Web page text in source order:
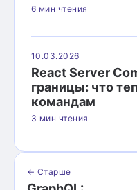
6 мин чтения
10.03.2026
React Server
границы: что
командам
3 мин чтения
← Старше